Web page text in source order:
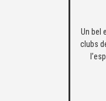
Un bel
clubs